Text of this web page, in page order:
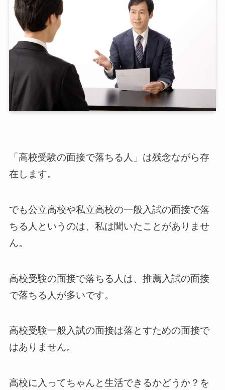
「高校受験の面接で落ちる人」は残念ながら存
在します。
でも公立高校や私立高校の一般入試の面接で落
ちる人というのは、私は聞いたことがありませ
ん。
高校受験の面接で落ちる人は、推薦入試の面接
で落ちる人が多いです。
高校受験一般入試の面接は落とすための面接で
はありません。
高校に入ってちゃんと生活できるかどうか？を